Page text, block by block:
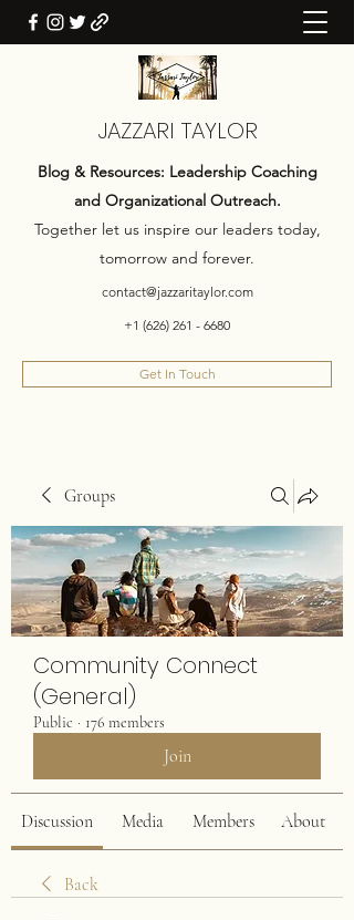
JAZZARI TAYLOR
Blog & Resources: Leadership Coaching
and Organizational Outreach.
Together let us inspire our leaders today,
tomorrow and forever.
contact@jazzaritaylor.com
+1 (626) 261 - 6680
Get In Touch
Groups
Community Connect
(General)
Public · 176 members
Join
Discussion Media Members About
Back